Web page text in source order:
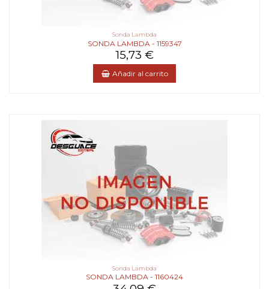
Sonda Lambda
SONDA LAMBDA - 1159347
15,73 €
Añadir al carrito
Sonda Lambda
SONDA LAMBDA - 1160424